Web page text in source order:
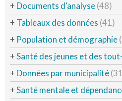
+ Documents d'analyse(48)
+ Tableaux des données (41)
+ Population et démographie
+Santé des jeunes et des
+ Données par municipalité
+Santé mentale et